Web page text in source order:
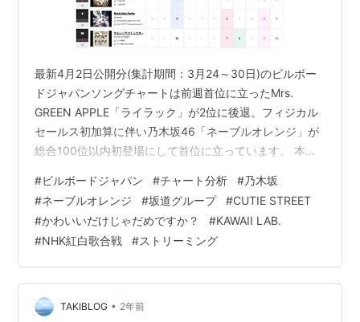
最新4月2日公開分(集計期間：3月24～30日)のビルボー
ドジャパンソングチャートは前週首位に立ったMrs.
GREEN APPLE「ライラック」が2位に後退。フィジカル
セールス初加算に伴い乃木坂46「ネーブルオレンジ」が
総合100位以内初登場にして首位に立っています。 本作
グル。前作の初週セールス数を上回る611,511枚を売り上
げ、セールス1位、ダウンロード9位、ラジオ13位、動画
21位で通算28度目となる総合首位を獲得した。 【ビルボ
ード】乃木坂46「ネーブルオレンジ」が総合首位、ケツ
メイシ「さくら」が約1年ぶりにチャートイン ht…
#ビルボードジャパン #チャート分析 #乃木坂
#ネーブルオレンジ #坂道グループ #CUTIE STREET
#かわいいだけじゃだめですか？ #KAWAII LAB.
#NHK紅白歌合戦 #ストリーミング
TAKIBLOG • 2年前